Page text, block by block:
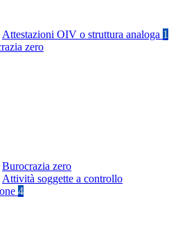
Attestazioni OIV o struttura analoga 1
zero
Burocrazia zero
Attività soggette a controllo
4